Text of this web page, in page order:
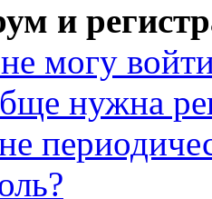
и
могу
нужна